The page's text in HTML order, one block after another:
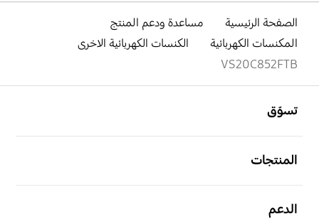
الصفحة الرئيسية
مساعدة ودعم المنتج
المكنسات الكهربائية
الكنسات الكهربائية الاخرى
VS20C852FTB
تسوّق
المنتجات
الدعم